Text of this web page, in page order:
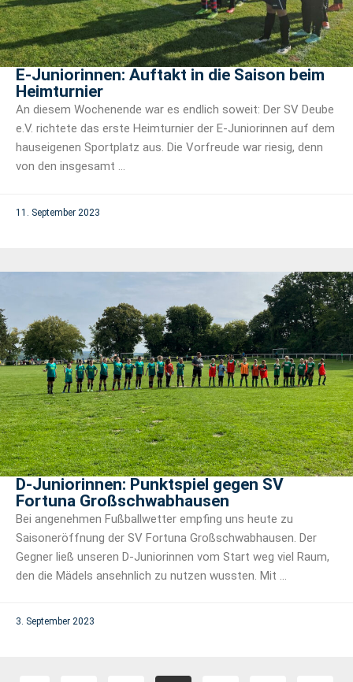
E-Juniorinnen: Auftakt in die Saison beim
Heimturnier
An diesem Wochenende war es endlich soweit: Der SV Deube
e.V. richtete das erste Heimturnier der E-Juniorinnen auf dem
hauseigenen Sportplatz aus. Die Vorfreude war riesig, denn
von den insgesamt ...
11. September 2023
D-Juniorinnen: Punktspiel gegen SV
Fortuna Großschwabhausen
Bei angenehmen Fußballwetter empfing uns heute zu
Saisoneröffnung der SV Fortuna Großschwabhausen. Der
Gegner ließ unseren D-Juniorinnen vom Start weg viel Raum,
den die Mädels ansehnlich zu nutzen wussten. Mit ...
3. September 2023